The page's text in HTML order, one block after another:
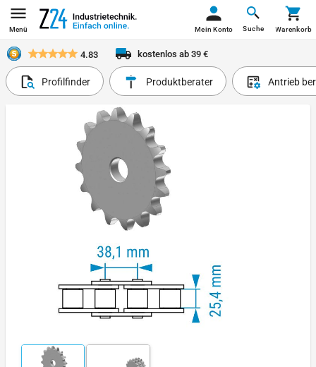
Menü Suche
Mein Konto Warenkorb
4.83 kostenlos ab 39 €
Profilfinder Produktberater Antrieb